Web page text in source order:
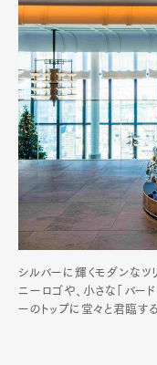
シルバーに輝くモダンなツ
ニーロゴや、小さな「バー
ーのトップに堂々と君臨す